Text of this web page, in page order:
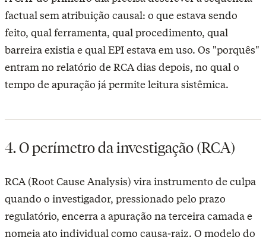
factual sem atribuição causal: o que estava sendo
feito, qual ferramenta, qual procedimento, qual
barreira existia e qual EPI estava em uso. Os "porquês"
entram no relatório de RCA dias depois, no qual o
tempo de apuração já permite leitura sistêmica.
4. O perímetro da investigação (RCA)
RCA (Root Cause Analysis) vira instrumento de culpa
quando o investigador, pressionado pelo prazo
regulatório, encerra a apuração na terceira camada e
nomeia ato individual como causa-raiz. O modelo do